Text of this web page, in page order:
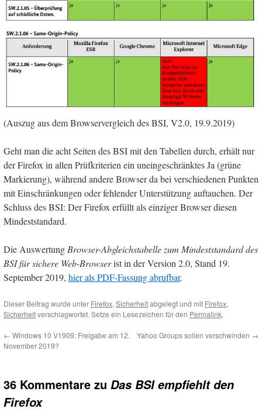
(Auszug aus dem Browservergleich des BSI, V2.0, 19.9.2019)
Geht man die acht Seiten des BSI mit den Tabellen durch, erhält nur
der Firefox in allen Prüfkriterien ein uneingeschränktes Ja (grüne
Markierung), während andere Browser da bei verschiedenen Punkten
mit Einschränkungen oder fehlender Unterstützung auftauchen. Der
Schluss des BSI: Der Firefox erfüllt als einziger Browser diesen
Mindeststandard.
Die Auswertung Browser-Abgleichstabelle zum Mindeststandard des
BSI für sichere Web-Browserist in der Version 2.0, Stand 19.
September 2019, hier als PDF-Fassung abrufbar.
Dieser Beitrag wurde unter Firefox, Sicherheitabgelegt und mit Firefox,
Sicherheitverschlagwortet. Setze ein Lesezeichen für den Permalink.
← Windows 10 V1909: Freigabe am 12.
November 2019?
Yahoo Groups sollen verschwinden →
36 Kommentare zu Das BSI empfiehlt den
Firefox